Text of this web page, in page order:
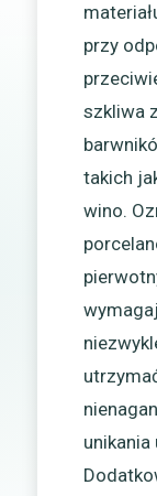
przy
szkliwa
takich
wino.